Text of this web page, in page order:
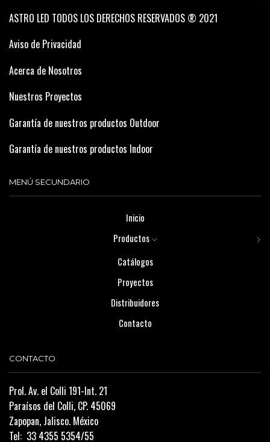
ASTRO LED TODOS LOS DERECHOS RESERVADOS ® 2021
Aviso de Privacidad
Acerca de Nosotros
Nuestros Proyectos
Garantía de nuestros productos Outdoor
Garantía de nuestros productos Indoor
MENÚ SECUNDARIO
Inicio
Productos
Catálogos
Proyectos
Distribuidores
Contacto
CONTACTO
Prol. Av. el Colli 191-Int. 21
Paraísos del Colli, CP. 45069
Zapopan, Jalisco. México
Tel: 33 4355 5354/55